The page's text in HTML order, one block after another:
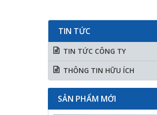
TIN TỨC
TIN TỨC CÔNG TY
THÔNG TIN HỮU ÍCH
SẢN PHẨM MỚI